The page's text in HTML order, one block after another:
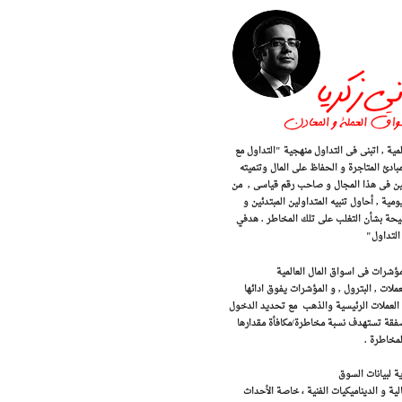
الذهب و المال العالمية , اتبنى فى التداول منهجية "التداول مع
المتاجرة و الحفاظ على المال وتنميته
المحترفين فى هذا المجال و صاحب رقم قياسى , من
, أحاول تنبيه المتداولين المبتدئين و
بشأن التغلب على تلك المخاطر . هدفي
فى اسواق المال العالمية
, البترول , و المؤشرات يفوق ادائها
العملات الرئيسية والذهب مع تحديد الدخول
التوصيات أرباح بين 250 و 500 نقطة . كل صفقة تستهدف نسبة مخاطرة/مكافأة مقدارها
لبيانات السوق
و الديناميكيات الفنية ، خاصة الأحداث